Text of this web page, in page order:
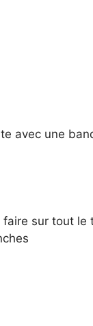
avec une
sur tout le